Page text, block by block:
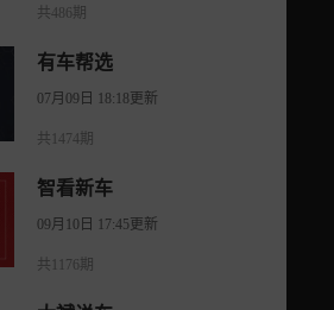
共486期
有车帮选
07月09日 18:18更新
共1474期
智看新车
09月10日 17:45更新
共1176期